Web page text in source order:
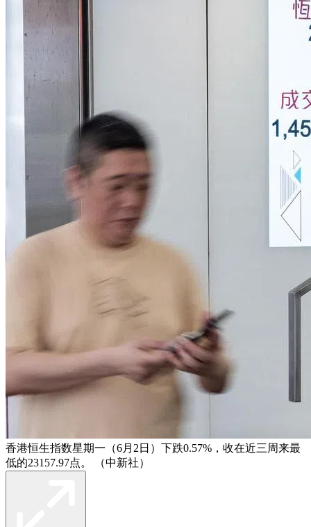
香港恒生指数星期一（6月2日）下跌0.57%，收在近三周来最
低的23157.97点。 （中新社）